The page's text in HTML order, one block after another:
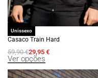
-50% OFF
Unissexo
Casaco Train Hard
59,90€29,95 €
Ver opções